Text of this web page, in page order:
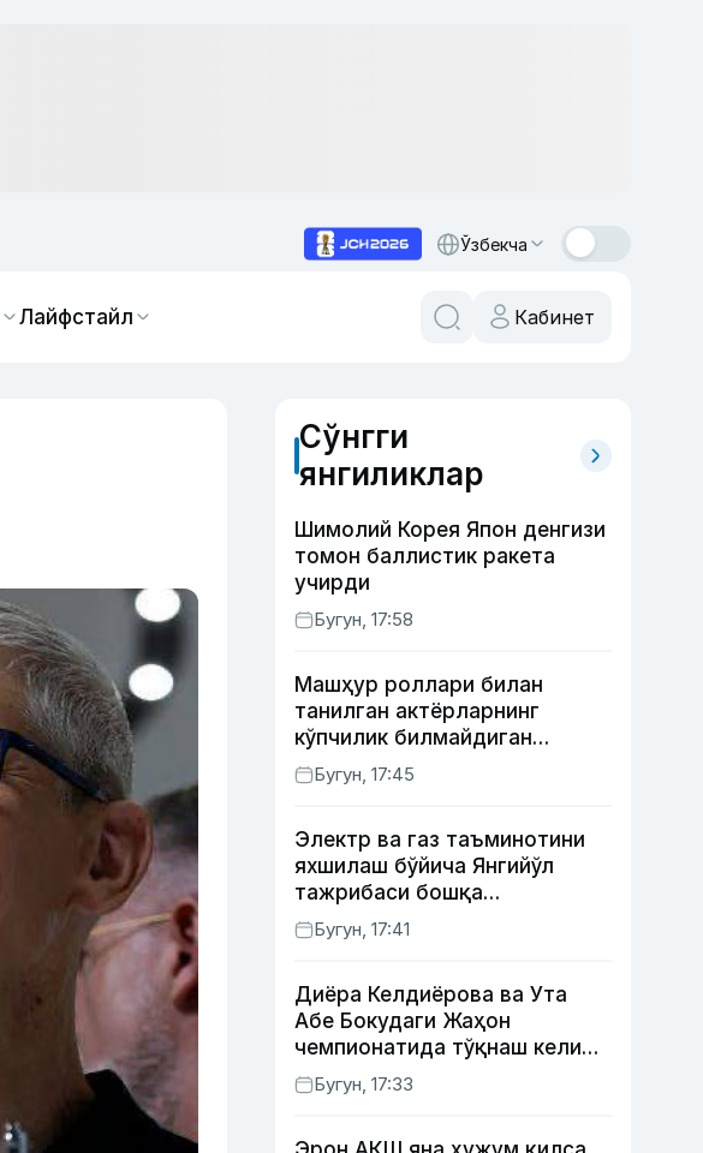
Ўзбекча
Лайфстайл Кабинет
Сўнгги
янгиликлар
Шимолий Корея Япон денгизи
томон баллистик ракета
учирди
Бугун, 17:58
Машҳур роллари билан
танилган актёрларнинг
кўпчилик билмайдиган
образлари
Бугун, 17:45
Электр ва газ таъминотини
яхшилаш бўйича Янгийўл
тажрибаси бошқа
ҳудудларда ҳам жорий
этилади
Бугун, 17:41
Диёра Келдиёрова ва Ута
Абе Бокудаги Жаҳон
чемпионатида тўқнаш келиши
мумкин — ОАВ
Бугун, 17:33